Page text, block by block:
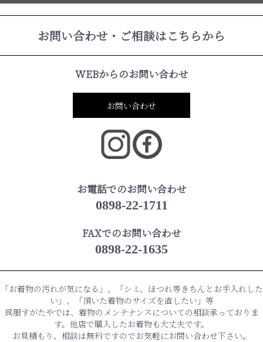
お問い合わせ・ご相談はこちらから
WEBからのお問い合わせ
お問い合わせ
お電話でのお問い合わせ
0898-22-1711
FAXでのお問い合わせ
0898-22-1635
「お着物の汚れが気になる」、「シミ、ほつれ等きちんとお手入れした
い」、「頂いた着物のサイズを直したい」等
呉服すがたやでは、着物のメンテナンスについての相談承っておりま
す。他店で購入したお着物も大丈夫です。
お見積もり、相談は無料ですのでお気軽にお問い合わせ下さい。